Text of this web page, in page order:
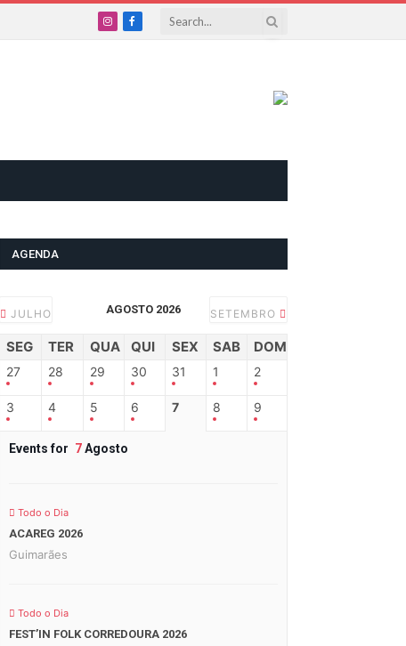
InstagramFacebook
AGENDA
JULHO AGOSTO 2026 SETEMBRO
SEG TER QUA QUI SEX SAB DOM
27 28 29 30 31 1 2
3 4 5 6 7 8 9
Events for 7Agosto
Todo o Dia
ACAREG 2026
Guimarães
Todo o Dia
FEST’IN FOLK CORREDOURA 2026